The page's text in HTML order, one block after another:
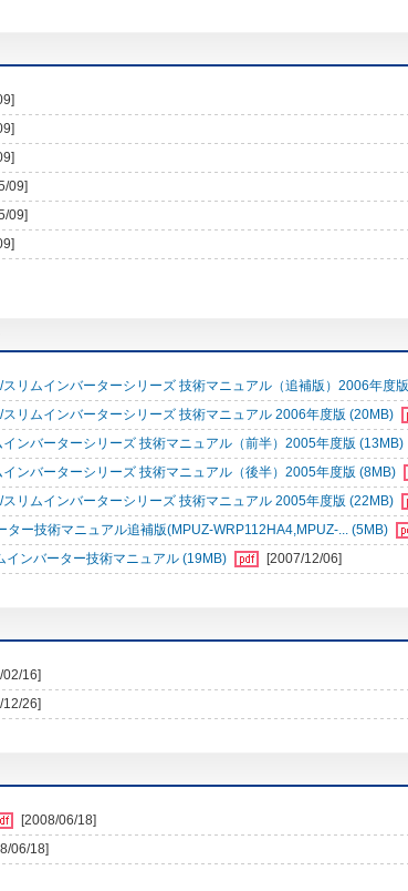
09]
09]
リムインバーターシリーズ 技術マニュアル（追補版）2006年度
リムインバーターシリーズ 技術マニュアル 2006年度版 (20MB)
ンバーターシリーズ 技術マニュアル（前半）2005年度版 (13MB)
ンバーターシリーズ 技術マニュアル（後半）2005年度版 (8MB)
リムインバーターシリーズ 技術マニュアル 2005年度版 (22MB)
ー技術マニュアル追補版(MPUZ-WRP112HA4,MPUZ-... (5MB)
ンバーター技術マニュアル (19MB)
[2007/12/06]
02/16]
12/26]
[2008/06/18]
06/18]